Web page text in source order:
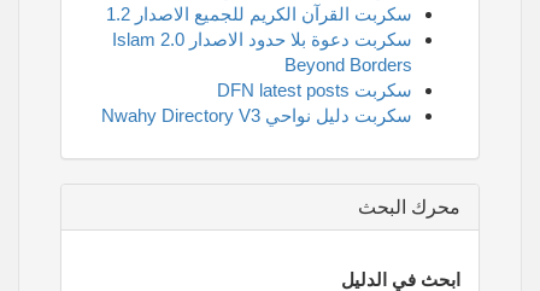
سكربت القرآن الكريم للجميع الاصدار 1.2
سكربت دعوة بلا حدود الاصدار 2.0 Islam
Beyond Borders
سكربت DFN latest posts
سكربت دليل نواحي Nwahy Directory V3
محرك البحث
ابحث في الدليل